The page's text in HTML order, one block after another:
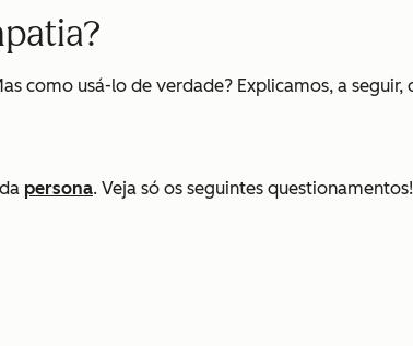
como usá-lo de verdade? Explicamos, a
persona. Veja só os seguintes questionamentos!